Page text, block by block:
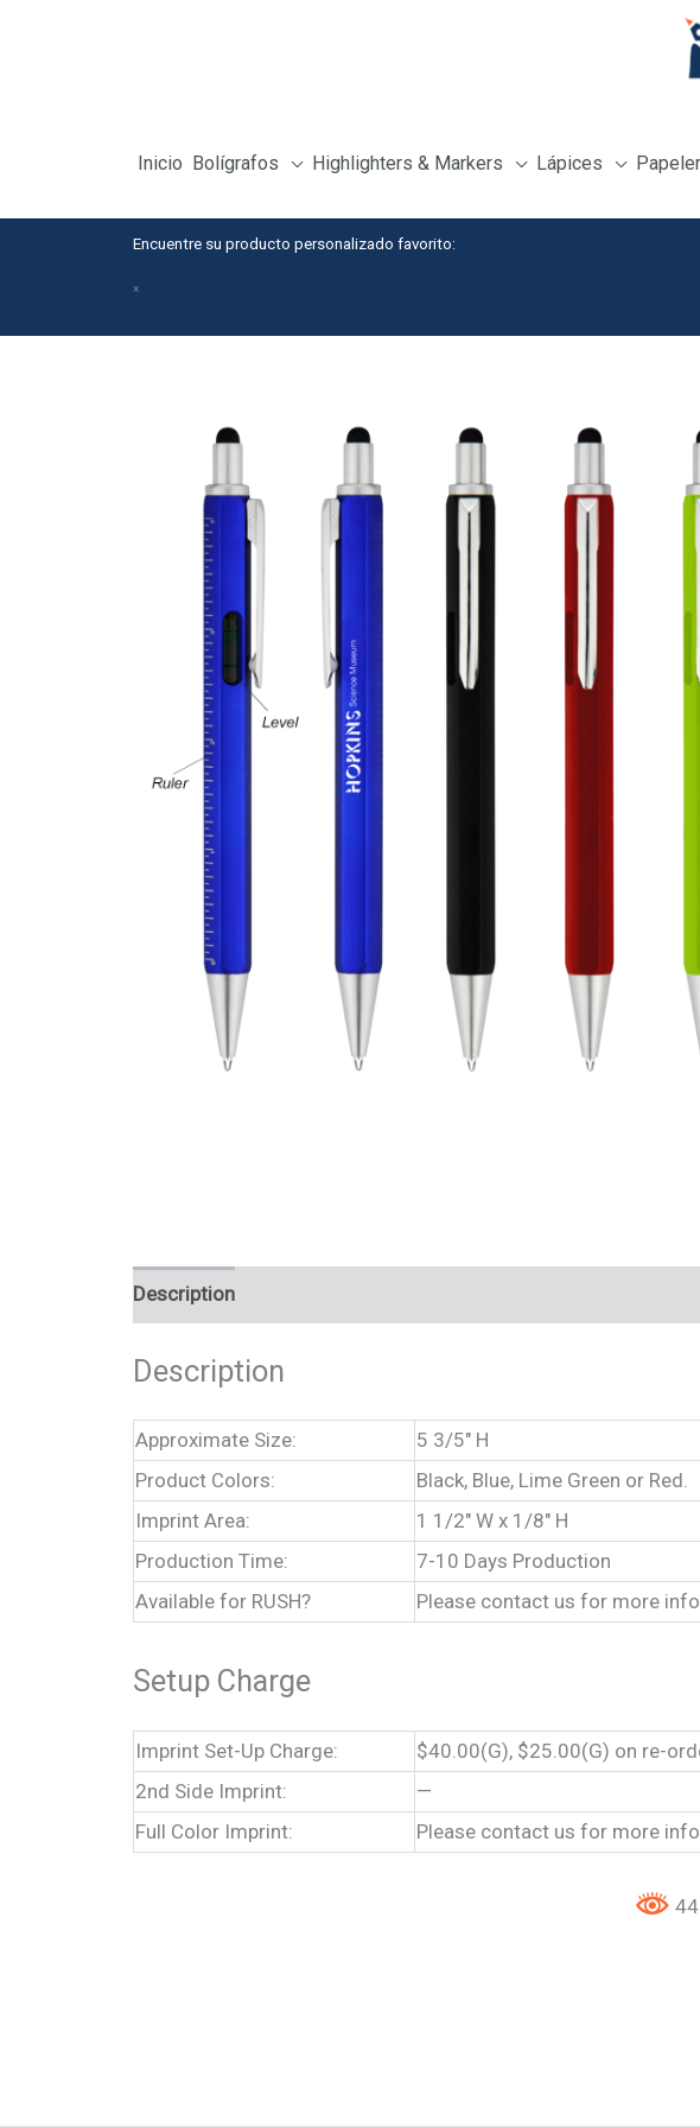
Inicio Bolígrafos Highlighters & Markers Lápices
Encuentre su producto personalizado favorito:
×
Description
Description
Approximate Size:
5 3/5″ H
Product Colors:
Black, Blue, Lime Green or Red.
Imprint Area:
1 1/2″ W x 1/8″ H
Production Time:
7-10 Days Production
Available for RUSH?
Please contact us for more
Setup Charge
Imprint Set-Up Charge:
$40.00(G), $25.00(G) on re-
2nd Side Imprint:
—
Full Color Imprint:
Please contact us for more